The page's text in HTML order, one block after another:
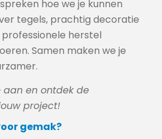
hoe we je kunnen
tegels, prachtig decoratie
herstel
Samen maken we je
aan en ontdek de
project!
gemak?